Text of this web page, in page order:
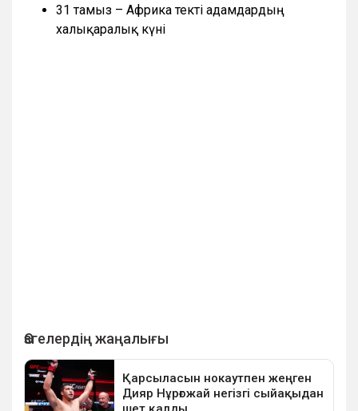
31 тамыз – Африка текті адамдардың
халықаралық күні